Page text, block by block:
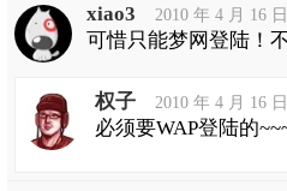
xiao3 2010 年 4 月 16
可惜只能梦网登陆！
权子 2010 年 4 月 16
必须要WAP登陆的